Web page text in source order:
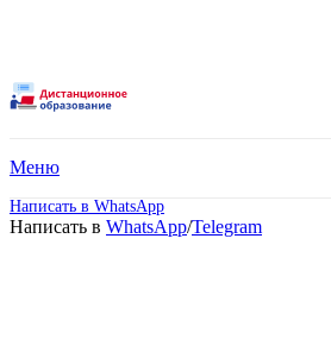
Меню
Написать в WhatsApp
Написать в WhatsApp/Telegram